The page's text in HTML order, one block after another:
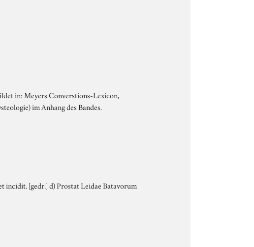
in: Meyers Converstions-Lexicon,
im Anhang des Bandes.
incidit. [gedr.] d) Prostat Leidae Batavorum